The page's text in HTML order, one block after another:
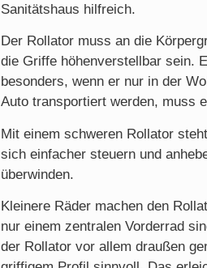
Sanitätshaus hilfreich.
Der Rollator muss an die
die Griffe höhenverstellbar sein.
besonders, wenn er nur in der
Auto transportiert werden, muss
Mit einem schweren Rollator
sich einfacher steuern und
überwinden.
Kleinere Räder machen den
nur einem zentralen Vorderrad
der Rollator vor allem draußen